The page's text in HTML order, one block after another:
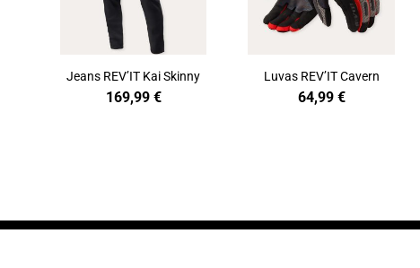
Jeans REV’IT Kai Skinny
169,99 €
Luvas REV’IT Cavern
64,99 €